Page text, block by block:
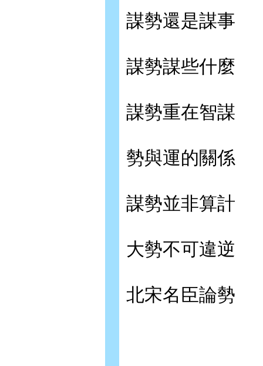
謀勢還是謀事
謀勢謀些什麼
謀勢重在智謀
勢與運的關係
謀勢並非算計
大勢不可違逆
北宋名臣論勢